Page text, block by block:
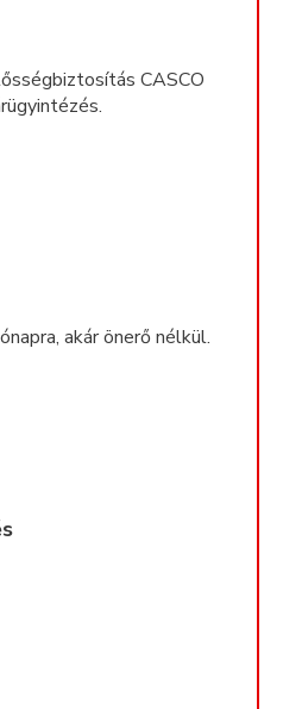
CASCO
akár önerő nélkül.